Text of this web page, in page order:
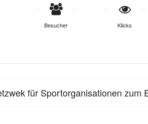
Besucher Klicks
für Sportorganisationen zum